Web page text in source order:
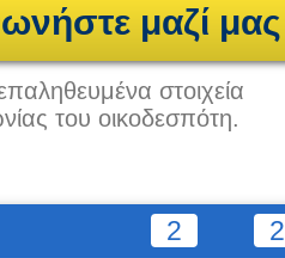
μαζί μας
στοιχεία
του οικοδεσπότη.
2 2